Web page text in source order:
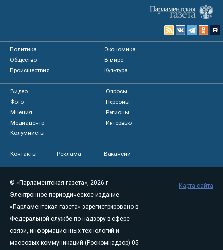
Политика
Экономика
Общество
В мире
Происшествия
Культура
Видео
Опросы
Фото
Персоны
Мнения
Регионы
Медиацентр
Интервью
Колумнисты
Контакты Реклама Вакансии
© «Парламентская газета», 2026 г.
Электронное периодическое издание
«Парламентская газета» зарегистрировано в
Федеральной службе по надзору в сфере
связи, информационных технологий и
массовых коммуникаций (Роскомнадзор) 05
Карта сайта